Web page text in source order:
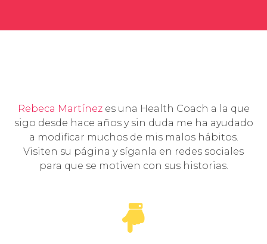
Rebeca Martínezes una Health Coach a la que
sigo desde hace años y sin duda me ha ayudado
a modificar muchos de mis malos hábitos.
Visiten su página y síganla en redes sociales
para que se motiven con sus historias.